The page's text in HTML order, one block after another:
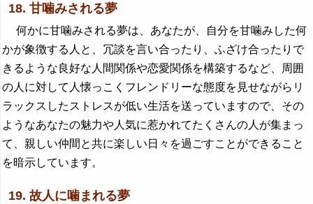
18. 甘噛みされる夢
何かに甘噛みされる夢は、あなたが、自分を甘噛みした何
かが象徴する人と、冗談を言い合ったり、ふざけ合ったりで
きるような良好な人間関係や恋愛関係を構築するなど、周囲
の人に対して人懐っこくフレンドリーな態度を見せながらリ
ラックスしたストレスが低い生活を送っていますので、その
ようなあなたの魅力や人気に惹かれてたくさんの人が集まっ
て、親しい仲間と共に楽しい日々を過ごすことができること
を暗示しています。
19. 故人に噛まれる夢